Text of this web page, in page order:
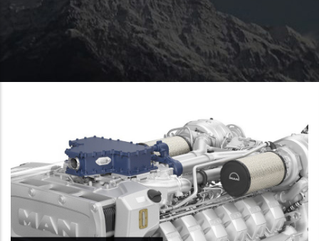
SOBRESCRIBIR
ENLACES
DE
LA
NAVEGACIÓN